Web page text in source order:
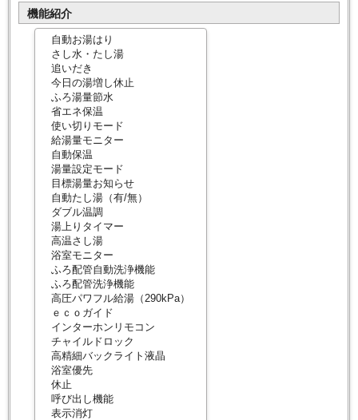
機能紹介
自動お湯はり
さし水・たし湯
追いだき
今日の湯増し休止
ふろ湯量節水
省エネ保温
使い切りモード
給湯量モニター
自動保温
湯量設定モード
目標湯量お知らせ
自動たし湯（有/無）
ダブル温調
湯上りタイマー
高温さし湯
浴室モニター
ふろ配管自動洗浄機能
ふろ配管洗浄機能
高圧パワフル給湯（290kPa）
ｅｃｏガイド
インターホンリモコン
チャイルドロック
高精細バックライト液晶
浴室優先
休止
呼び出し機能
表示消灯